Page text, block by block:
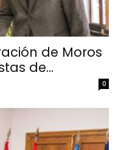
de Moros
de...
0